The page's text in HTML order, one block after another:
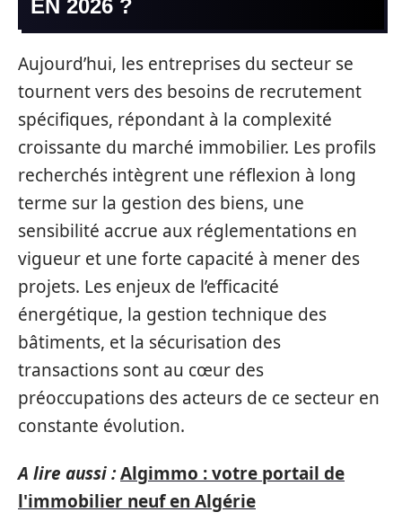
EN 2026 ?
Aujourd’hui, les entreprises du secteur se
tournent vers des besoins de recrutement
spécifiques, répondant à la complexité
croissante du marché immobilier. Les profils
recherchés intègrent une réflexion à long
terme sur la gestion des biens, une
sensibilité accrue aux réglementations en
vigueur et une forte capacité à mener des
projets. Les enjeux de l’efficacité
énergétique, la gestion technique des
bâtiments, et la sécurisation des
transactions sont au cœur des
préoccupations des acteurs de ce secteur en
constante évolution.
A lire aussi :Algimmo : votre portail de
l'immobilier neuf en Algérie